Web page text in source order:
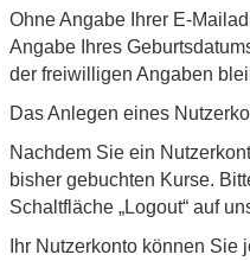
Ohne Angabe Ihrer E-
Angabe Ihres
der freiwilligen Angaben
Das Anlegen eines
Nachdem Sie ein
bisher gebuchten Kurse.
Schaltfläche „Logout“ auf
Ihr Nutzerkonto können